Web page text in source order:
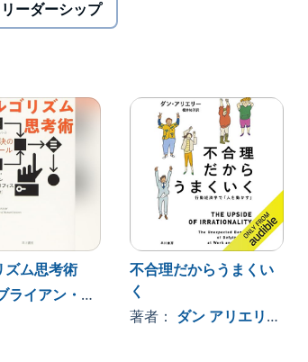
されています。ご購入後、PCサイトのライブ
and Eldar Shafir
ーダーシップ
, 、その他
ズム思考術
アン・クリスチャン、トム・グリフィス
不合理だからうまくい
く
著者： ダン アリエリー